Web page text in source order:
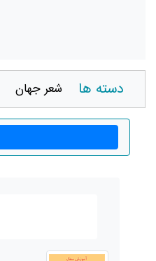
دسته ها شعر جهان